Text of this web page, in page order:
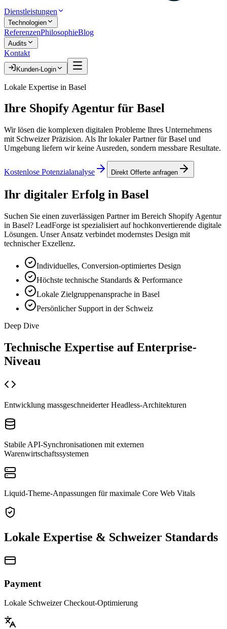
Dienstleistungen
Technologien
ReferenzenPhilosophieBlog
Audits
Kontakt
Kunden-Login
Lokale Expertise in Basel
Ihre Shopify Agentur für Basel
Wir lösen die komplexen digitalen Probleme Ihres Unternehmens
mit Schweizer Präzision. Als Ihr lokaler Partner fürBasel und
Umgebung liefern wir keine Ausreden, sondern messbare Resultate.
Kostenlose Potenzialanalyse Direkt Offerte anfragen
Ihr digitaler Erfolg in Basel
Suchen Sie einen zuverlässigen Partner im Bereich Shopify Agentur
in Basel? LeadForge ist spezialisiert auf hochkonvertierende digitale
Lösungen. Unser Ansatz verbindet modernstes Design mit
technischer Exzellenz.
Individuelles, Conversion-optimiertes Design
Höchste technische Standards & Performance
Lokale Zielgruppenansprache in Basel
Persönlicher Support in der Schweiz
Deep Dive
Technische Expertise auf Enterprise-
Niveau
Entwicklung massgeschneiderter Headless-Architekturen
Stabile API-Synchronisationen mit externen
Warenwirtschaftssystemen
Liquid-Theme-Anpassungen für maximale Core Web Vitals
Lokale Expertise & Schweizer Standards
Payment
Lokale Schweizer Checkout-Optimierung